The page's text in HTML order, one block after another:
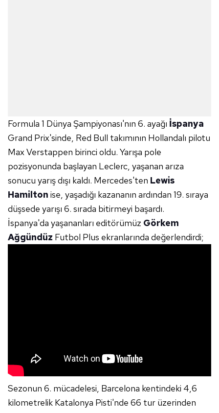
Formula 1 Dünya Şampiyonası'nın 6. ayağı İspanya
Grand Prix'sinde, Red Bull takımının Hollandalı pilotu
Max Verstappen birinci oldu. Yarışa pole
pozisyonunda başlayan Leclerc, yaşanan arıza
sonucu yarış dışı kaldı. Mercedes'ten Lewis
Hamilton ise, yaşadığı kazananın ardından 19. sıraya
düşsede yarışı 6. sırada bitirmeyi başardı.
İspanya'da yaşananları editörümüz Görkem
Ağgündüz Futbol Plus ekranlarında değerlendirdi;
Sezonun 6. mücadelesi, Barcelona kentindeki 4,6
kilometrelik Katalonya Pisti'nde 66 tur üzerinden